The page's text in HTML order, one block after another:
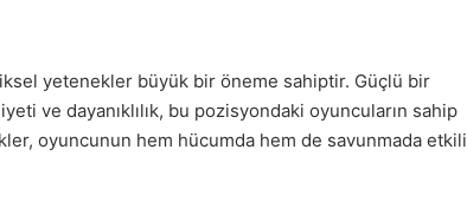
yetenekler büyük bir öneme sahiptir. Güçlü bir
ve dayanıklılık, bu pozisyondaki oyuncuların sahip
oyuncunun hem hücumda hem de savunmada etkili